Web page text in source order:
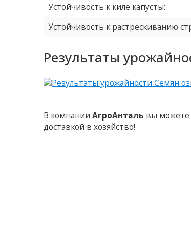
Устойчивость к киле капусты:
Устойчивость к растрескиванию
Результаты
В компанииАгроАнталь вы можете
доставкой в хозяйство!